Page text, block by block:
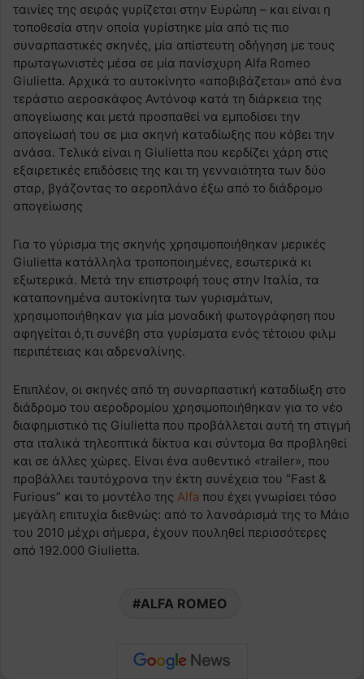
ταινίες της σειράς γυρίζεται στην Ευρώπη – και είναι η
τοποθεσία στην οποία γυρίστηκε μία από τις πιο
συναρπαστικές σκηνές, μία απίστευτη οδήγηση με τους
πρωταγωνιστές μέσα σε μία πανίσχυρη Alfa Romeo
Giulietta. Αρχικά το αυτοκίνητο «αποβιβάζεται» από ένα
τεράστιο αεροσκάφος Αντόνοφ κατά τη διάρκεια της
απογείωσης και μετά προσπαθεί να εμποδίσει την
απογείωσή του σε μια σκηνή καταδίωξης που κόβει την
ανάσα. Τελικά είναι η Giulietta που κερδίζει χάρη στις
εξαιρετικές επιδόσεις της και τη γενναιότητα των δύο
σταρ, βγάζοντας το αεροπλάνο έξω από το διάδρομο
απογείωσης
Για το γύρισμα της σκηνής χρησιμοποιήθηκαν μερικές
Giulietta κατάλληλα τροποποιημένες, εσωτερικά κι
εξωτερικά. Μετά την επιστροφή τους στην Ιταλία, τα
καταπονημένα αυτοκίνητα των γυρισμάτων,
χρησιμοποιήθηκαν για μία μοναδική φωτογράφηση που
αφηγείται ό,τι συνέβη στα γυρίσματα ενός τέτοιου φιλμ
περιπέτειας και αδρεναλίνης.
Επιπλέον, οι σκηνές από τη συναρπαστική καταδίωξη στο
διάδρομο του αεροδρομίου χρησιμοποιήθηκαν για το νέο
διαφημιστικό τις Giulietta που προβάλλεται αυτή τη στιγμή
στα ιταλικά τηλεοπτικά δίκτυα και σύντομα θα προβληθεί
και σε άλλες χώρες. Είναι ένα αυθεντικό «trailer», που
προβάλλει ταυτόχρονα την έκτη συνέχεια του “Fast &
Furious” και το μοντέλο της Alfa που έχει γνωρίσει τόσο
μεγάλη επιτυχία διεθνώς: από το λανσάρισμά της το Μάιο
του 2010 μέχρι σήμερα, έχουν πουληθεί περισσότερες
από 192.000 Giulietta.
ALFA ROMEO